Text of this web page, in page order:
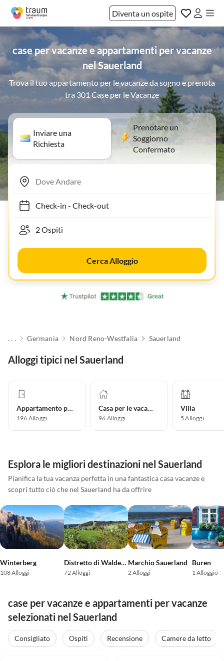
Diventa un ospite
case per vacanze e appartamenti per vacanze
nel Sauerland
Trova il tuo appartamento per le vacanze da sogno e prenota
tra 301 Case per le Vacanze
Inviare una
Richiesta
Prenotare un
Soggiorno
Confermato
Check-in- Check-out
Cerca Alloggio
. . . Germania Nord Reno-Westfalia Sauerland
Alloggi tipici nel Sauerland
Appartamento per vacanze
196 Alloggi
Casa per le vacanze
96 Alloggi
Villa
5 Alloggi
Esplora le migliori destinazioni nel Sauerland
Pianifica la tua vacanza perfetta in una fantastica casa vacanze e
scopri tutto ciò che nel Sauerland ha da offrire
Winterberg
108 Alloggi
Distretto di Waldeck-Frankenberg (Sauerland)
72 Alloggi
Marchio Sauerland
2 Alloggi
Buren
1 Alloggio
case per vacanze e appartamenti per vacanze
selezionati nel Sauerland
Consigliato Ospiti Recensione Camere da letto
Annuncio in
Alto
Annuncio in
Alto